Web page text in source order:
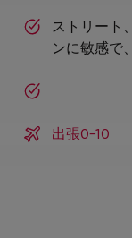
ストリート
ンに敏感で
出張0-10